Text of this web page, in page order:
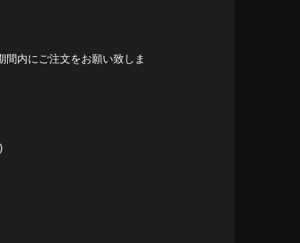
内にご注文をお願い致しま